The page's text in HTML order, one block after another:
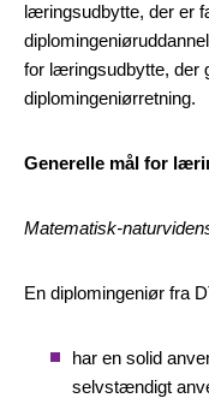
læringsudbytte, der er
for læringsudbytte, der
diplomingeniørretning.
Generelle mål for
Matematisk-
En diplomingeniør fra
har en solid
selvstændigt